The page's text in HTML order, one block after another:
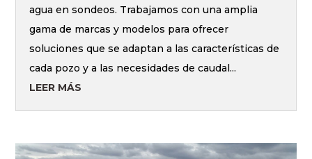
agua en sondeos. Trabajamos con una amplia
gama de marcas y modelos para ofrecer
soluciones que se adaptan a las características de
cada pozo y a las necesidades de caudal...
LEER MÁS